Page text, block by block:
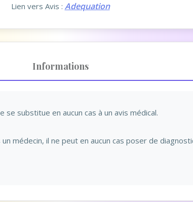
Lien vers Avis : Adequation
Informations
substitue en aucun cas à un avis médical.
médecin, il ne peut en aucun cas poser de